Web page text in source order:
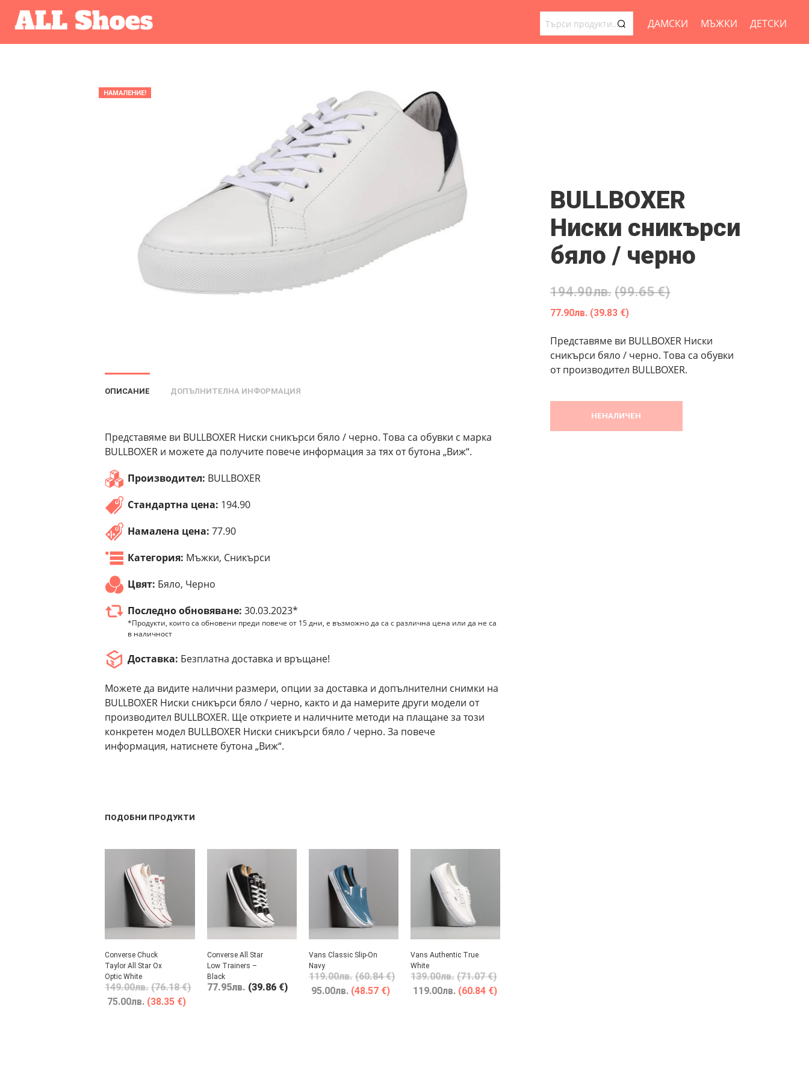
ТЪРСЕНЕ
ДАМСКИ МЪЖКИ ДЕТСКИ
НАМАЛЕНИЕ!
BULLBOXER
Ниски сникърси
бяло / черно
194.90лв. (99.65 €)
77.90лв. (39.83 €)
Представяме ви BULLBOXER Ниски
сникърси бяло / черно. Това са обувки
от производител BULLBOXER.
НЕНАЛИЧЕН
ОПИСАНИЕ ДОПЪЛНИТЕЛНА ИНФОРМАЦИЯ
Представяме ви BULLBOXER Ниски сникърси бяло / черно. Това са обувки с марка
BULLBOXER и можете да получите повече информация за тях от бутона „Виж“.
Производител: BULLBOXER
Стандартна цена: 194.90
Намалена цена: 77.90
Категория: Мъжки, Сникърси
Цвят: Бяло, Черно
Последно обновяване: 30.03.2023*
*Продукти, които са обновени преди повече от 15 дни, е възможно да са с различна цена или да не са
в наличност
Доставка: Безплатна доставка и връщане!
Можете да видите налични размери, опции за доставка и допълнителни снимки на
BULLBOXER Ниски сникърси бяло / черно, както и да намерите други модели от
производител BULLBOXER. Ще откриете и наличните методи на плащане за този
конкретен модел BULLBOXER Ниски сникърси бяло / черно. За повече
информация, натиснете бутона „Виж“.
ПОДОБНИ ПРОДУКТИ
Converse Chuck
Taylor All Star Ox
Optic White
149.00лв. (76.18 €)
75.00лв. (38.35 €)
Converse All Star
Low Trainers –
Black
77.95лв. (39.86 €)
Vans Classic Slip-On
Navy
119.00лв. (60.84 €)
95.00лв. (48.57 €)
Vans Authentic True
White
139.00лв. (71.07 €)
119.00лв. (60.84 €)